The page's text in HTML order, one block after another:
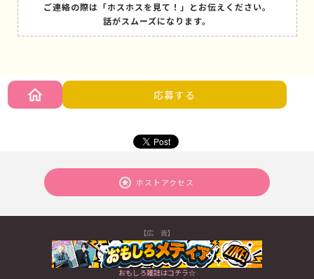
ご連絡の際は「ホスホスを見て！」とお伝えください。
話がスムーズになります。
応募する
ホストアクセス
【広 告】
おもしろ雑誌はコチラ☆